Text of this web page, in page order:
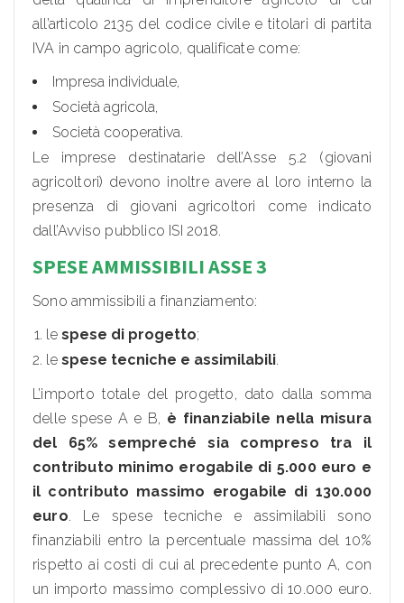
all’articolo 2135 del codice civile e titolari di partita
IVA in campo agricolo, qualificate come:
Impresa individuale,
Società agricola,
Società cooperativa.
Le imprese destinatarie dell’Asse 5.2 (giovani
agricoltori) devono inoltre avere al loro interno la
presenza di giovani agricoltori come indicato
dall’Avviso pubblico ISI 2018.
SPESE AMMISSIBILI ASSE 3
Sono ammissibili a finanziamento:
le spese di progetto;
le spese tecniche e assimilabili.
L’importo totale del progetto, dato dalla somma
delle spese A e B, è finanziabile nella misura
del 65% sempreché sia compreso tra il
contributo minimo erogabile di 5.000 euro e
il contributo massimo erogabile di 130.000
euro. Le spese tecniche e assimilabili sono
finanziabili entro la percentuale massima del 10%
rispetto ai costi di cui al precedente punto A, con
un importo massimo complessivo di 10.000 euro.